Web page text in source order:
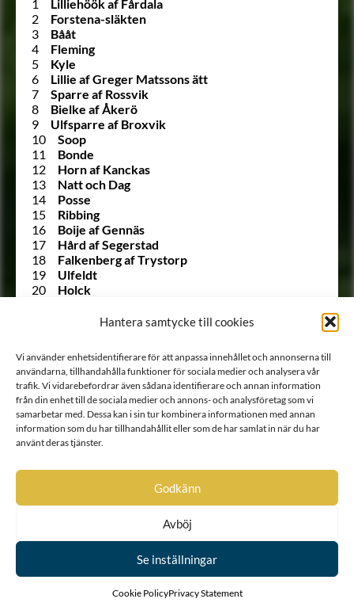
Hantera samtycke till cookies
Vi använder enhetsidentifierare för att anpassa innehållet och annonserna till
användarna, tillhandahålla funktioner för sociala medier och analysera vår
trafik. Vi vidarebefordrar även sådana identifierare och annan information
från din enhet till de sociala medier och annons- och analysföretag som vi
samarbetar med. Dessa kan i sin tur kombinera informationen med annan
information som du har tillhandahållit eller som de har samlat in när du har
använt deras tjänster.
Godkänn
Avböj
Se inställningar
Cookie PolicyPrivacy Statement
1
Lilliehöök af Fårdala
2
Forstena-släkten
3
Bååt
4
Fleming
5
Kyle
6
Lillie af Greger Matssons ätt
7
Sparre af Rossvik
8
Bielke af Åkerö
9
Ulfsparre af Broxvik
10
Soop
11
Bonde
12
Horn af Kanckas
13
Natt och Dag
14
Posse
15
Ribbing
16
Boije af Gennäs
17
Hård af Segerstad
18
Falkenberg af Trystorp
19
Ulfeldt
20
Holck
Ramel
25
Walkendorff
26
Tott
27
Gädda
28
Bille af Dybeck
29
Gyllenstierna af Svaneholm
30
Lindenov
32
Stålarm
37
Rosenstråle
Siöstierna
528 A
von Snoilsky